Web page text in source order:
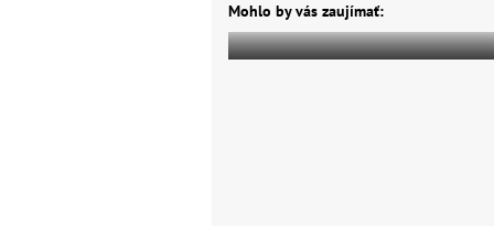
Mohlo by vás zaujímať: